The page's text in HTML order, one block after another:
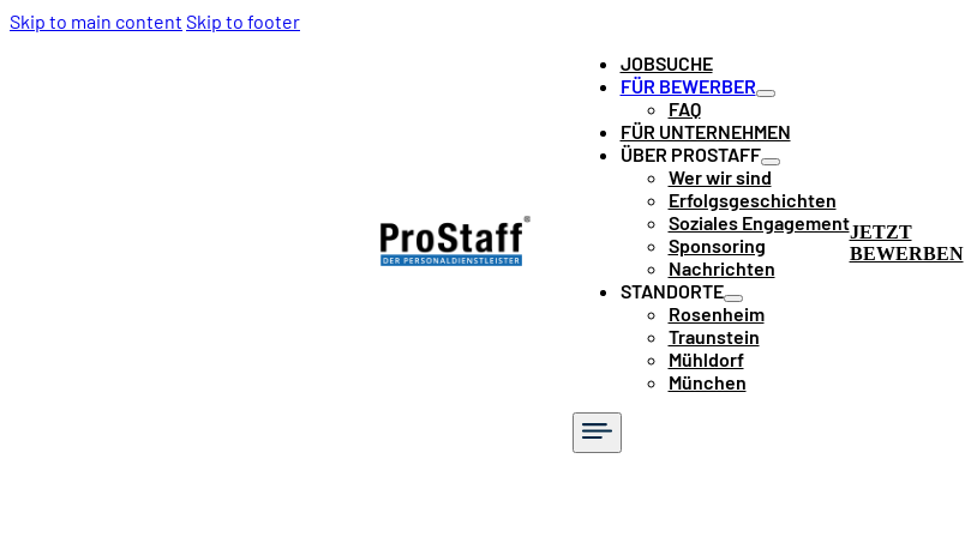
Skip to main content Skip to footer
JOBSUCHE
FÜR BEWERBER
FAQ
FÜR UNTERNEHMEN
ÜBER PROSTAFF
Wer wir sind
Erfolgsgeschichten
Soziales Engagement
Sponsoring
Nachrichten
STANDORTE
Rosenheim
Traunstein
Mühldorf
München
JETZT
BEWERBEN